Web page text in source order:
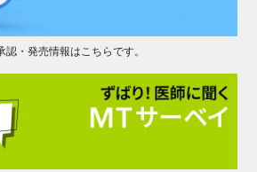
・発売情報はこちらです。